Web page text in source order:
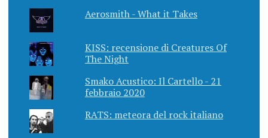
Aerosmith - What it Takes
KISS: recensione di Creatures Of
The Night
Smako Acustico: Il Cartello - 21
febbraio 2020
RATS: meteora del rock italiano